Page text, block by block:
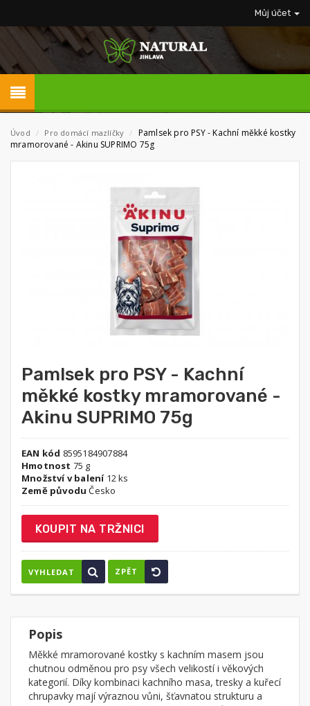
Můj účet
Úvod / Pro domácí mazlíčky / Pamlsek pro PSY - Kachní měkké kostky
mramorované - Akinu SUPRIMO 75g
Pamlsek pro PSY - Kachní
měkké kostky mramorované -
Akinu SUPRIMO 75g
EAN kód 8595184907884
Hmotnost 75 g
Množství v balení12 ks
Země původu Česko
KOUPIT NA TRŽNICI
VYHLEDAT ZPĚT
Popis
Měkké mramorované kostky s kachním masem jsou
chutnou odměnou pro psy všech velikostí i věkových
kategorií. Díky kombinaci kachního masa, tresky a kuřecí
chrupavky mají výraznou vůni, šťavnatou strukturu a